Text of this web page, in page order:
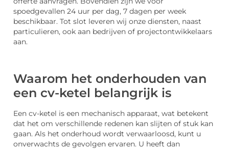
spoedgevallen 24 uur per dag, 7 dagen per week
beschikbaar. Tot slot leveren wij onze diensten, naast
particulieren, ook aan bedrijven of projectontwikkelaars
aan.
Waarom het onderhouden van
een cv-ketel belangrijk is
Een cv-ketel is een mechanisch apparaat, wat betekent
dat het om verschillende redenen kan slijten of stuk kan
gaan. Als het onderhoud wordt verwaarloosd, kunt u
onverwachts de gevolgen ervaren. U heeft dan